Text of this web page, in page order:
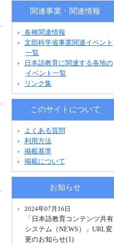
関連事業・関連情報
各種関連情報
文部科学省事業関連イベント
一覧
日本語教育に関連する各地の
イベント一覧
リンク集
このサイトについて
よくある質問
利用方法
掲載基準
掲載について
お知らせ
2024年07月16日
「日本語教育コンテンツ共有
システム（NEWS）」URL変
更のお知らせ(1)